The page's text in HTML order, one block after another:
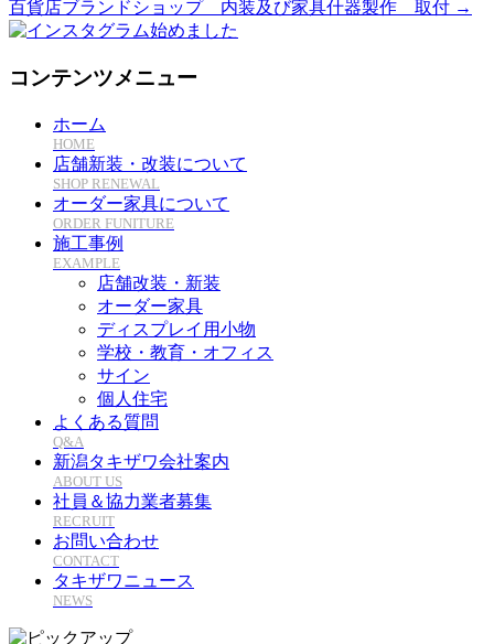
百貨店ブランドショップ 内装及び家具什器製作 取付 →
コンテンツメニュー
ホーム
HOME
店舗新装・改装について
SHOP RENEWAL
オーダー家具について
ORDER FUNITURE
施工事例
EXAMPLE
店舗改装・新装
オーダー家具
ディスプレイ用小物
学校・教育・オフィス
サイン
個人住宅
よくある質問
Q&A
新潟タキザワ会社案内
ABOUT US
社員＆協力業者募集
RECRUIT
お問い合わせ
CONTACT
タキザワニュース
NEWS